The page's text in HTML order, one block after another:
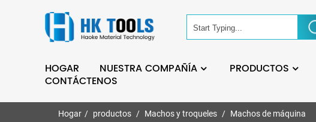
HOGAR NUESTRA COMPAÑÍA PRODUCTOS
CONTÁCTENOS
Hogar productos Machos y troqueles Machos de máquina